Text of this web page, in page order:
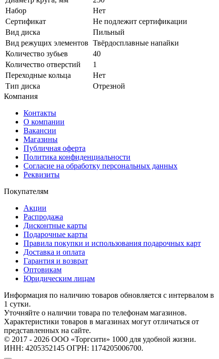
Набор
Нет
Сертификат
Не подлежит сертификации
Вид диска
Пильный
Вид режущих элементов Твёрдосплавные напайки
Количество зубьев
40
Количество отверстий
1
Переходные кольца
Нет
Тип диска
Отрезной
Компания
Контакты
О компании
Вакансии
Магазины
Публичная оферта
Политика конфиденциальности
Согласие на обработку персональных данных
Реквизиты
Покупателям
Акции
Распродажа
Дисконтные карты
Подарочные карты
Правила покупки и использования подарочных карт
Доставка и оплата
Гарантия и возврат
Оптовикам
Юридическим лицам
Информация по наличию товаров обновляется с интервалом в
1 сутки.
Уточняйте о наличии товара по телефонам магазинов.
Характеристики товаров в магазинах могут отличаться от
представленных на сайте.
© 2017 - 2026 ООО «Торгсити» 1000 для удобной жизни.
ИНН: 4205352145 ОГРН: 1174205006700.